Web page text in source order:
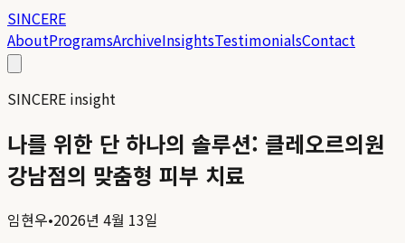
SINCERE
AboutProgramsArchiveInsightsTestimonialsContact
SINCERE insight
나를 위한 단 하나의 솔루션: 클레오르의원
강남점의 맞춤형 피부 치료
임현우•2026년 4월 13일